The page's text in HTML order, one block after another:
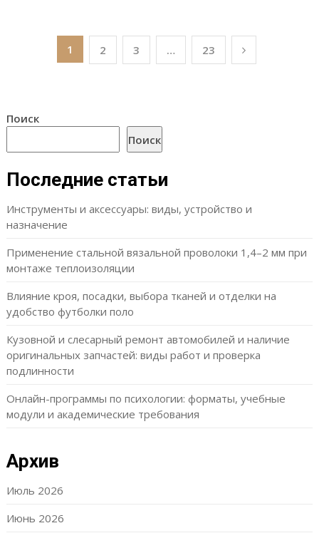
Пагинация
1 2 3 … 23
Поиск
Поиск
Последние статьи
Инструменты и аксессуары: виды, устройство и
назначение
Применение стальной вязальной проволоки 1,4–2 мм при
монтаже теплоизоляции
Влияние кроя, посадки, выбора тканей и отделки на
удобство футболки поло
Кузовной и слесарный ремонт автомобилей и наличие
оригинальных запчастей: виды работ и проверка
подлинности
Онлайн-программы по психологии: форматы, учебные
модули и академические требования
Архив
Июль 2026
Июнь 2026